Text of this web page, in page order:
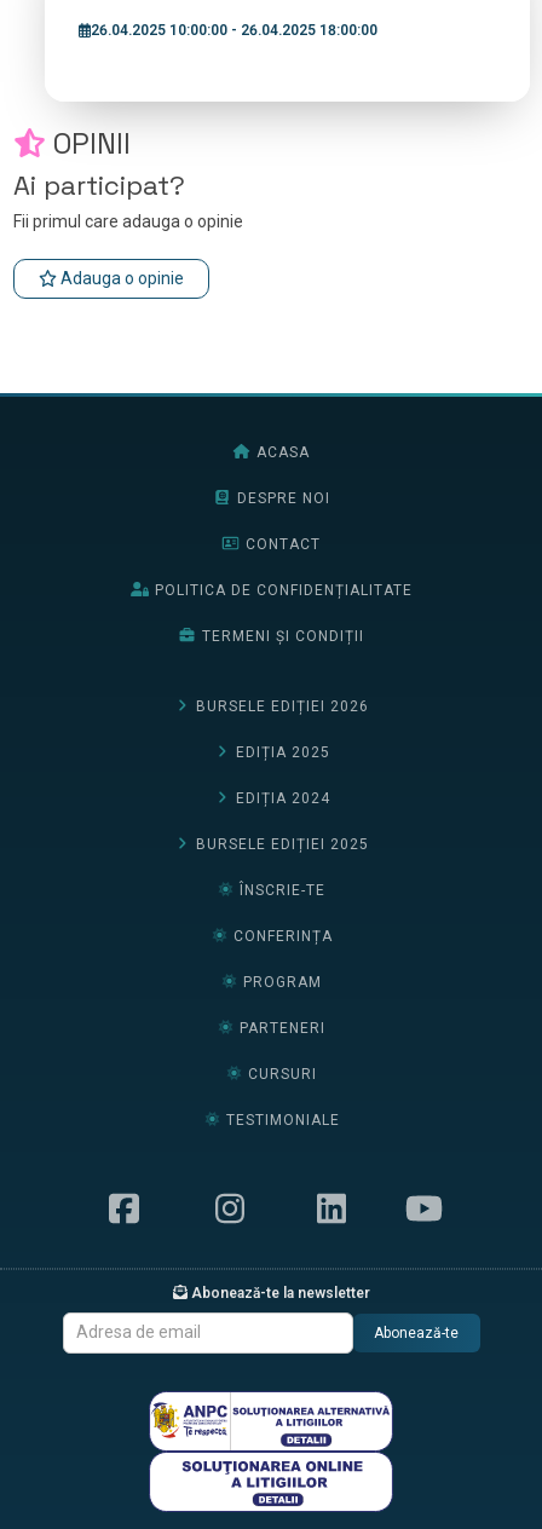
26.04.2025 10:00:00 - 26.04.2025 18:00:00
OPINII
Ai participat?
Fii primul care adauga o opinie
Adauga o opinie
ACASA
DESPRE NOI
CONTACT
POLITICA DE CONFIDENȚIALITATE
TERMENI ȘI CONDIȚII
BURSELE EDIȚIEI 2026
EDIȚIA 2025
EDIȚIA 2024
BURSELE EDIȚIEI 2025
ÎNSCRIE-TE
CONFERINȚA
PROGRAM
PARTENERI
CURSURI
TESTIMONIALE
Abonează-te la newsletter
Abonează-te